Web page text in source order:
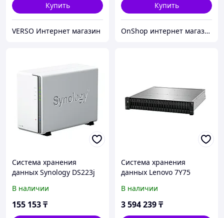
Купить
VERSO Интернет магазин
Купить
OnShop интернет магазин
Система хранения
данных Synology DS223j
В наличии
155 153₸
Система хранения
данных Lenovo 7Y75
(64GB Cache) 2U24 SFF V2
7Y75
В наличии
3 594 239₸